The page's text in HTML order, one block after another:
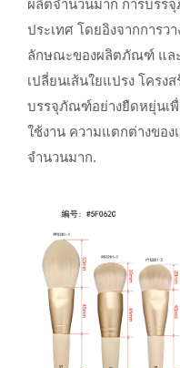
ผลิตจำนวนมาก การบรร
ประเทศ โดยอิงจากการ
ลักษณะของผลิตภัณฑ์ และ
เปลี่ยนเส้นใยแปรง โครง
บรรจุภัณฑ์อย่างยืดหยุ่นเ
ใช้งาน ความแตกต่างขอ
จำนวนมาก.